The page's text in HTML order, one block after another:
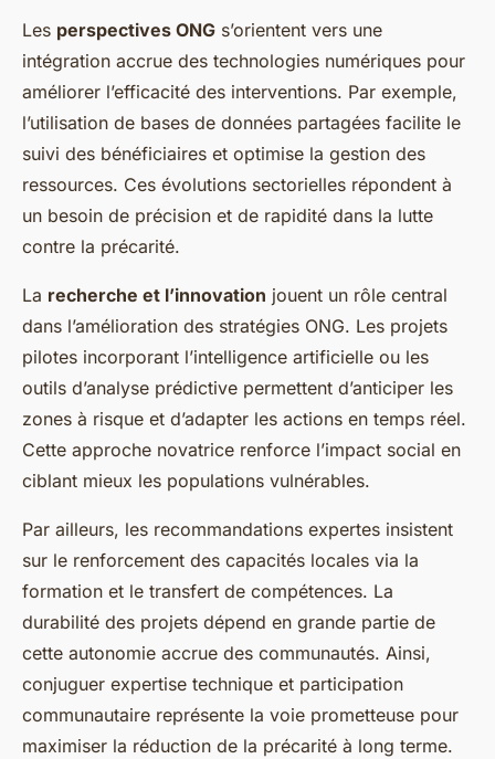
Les perspectives ONG s’orientent vers une
intégration accrue des technologies numériques pour
améliorer l’efficacité des interventions. Par exemple,
l’utilisation de bases de données partagées facilite le
suivi des bénéficiaires et optimise la gestion des
ressources. Ces évolutions sectorielles répondent à
un besoin de précision et de rapidité dans la lutte
contre la précarité.
La recherche et l’innovation jouent un rôle central
dans l’amélioration des stratégies ONG. Les projets
pilotes incorporant l’intelligence artificielle ou les
outils d’analyse prédictive permettent d’anticiper les
zones à risque et d’adapter les actions en temps réel.
Cette approche novatrice renforce l’impact social en
ciblant mieux les populations vulnérables.
Par ailleurs, les recommandations expertes insistent
sur le renforcement des capacités locales via la
formation et le transfert de compétences. La
durabilité des projets dépend en grande partie de
cette autonomie accrue des communautés. Ainsi,
conjuguer expertise technique et participation
communautaire représente la voie prometteuse pour
maximiser la réduction de la précarité à long terme.